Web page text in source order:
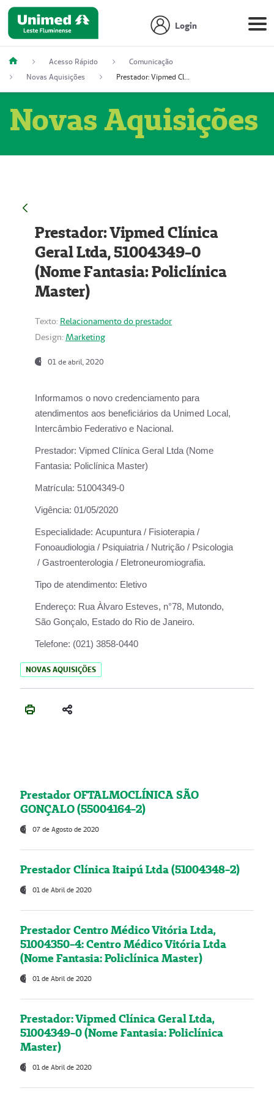
Login
Acesso Rápido
Comunicação
Novas Aquisições
Prestador: Vipmed Clínica Geral Ltda, 51004349-0 (Nome Fantasia: Policlínica Master)
Novas Aquisições
Prestador: Vipmed Clínica
Geral Ltda, 51004349-0
(Nome Fantasia: Policlínica
Master)
Texto: Relacionamento do prestador
Design: Marketing
01 de abril, 2020
Informamos o novo credenciamento para
atendimentos aos beneficiários da Unimed Local,
Intercâmbio Federativo e Nacional.
Prestador: Vipmed Clínica Geral Ltda (Nome
Fantasia: Policlínica Master)
Matrícula: 51004349-0
Vigência: 01/05/2020
Especialidade: Acupuntura / Fisioterapia /
Fonoaudiologia / Psiquiatria / Nutrição / Psicologia
/ Gastroenterologia / Eletroneuromiografia.
Tipo de atendimento: Eletivo
Endereço: Rua Àlvaro Esteves, n°78, Mutondo,
São Gonçalo, Estado do Rio de Janeiro.
Telefone: (021) 3858-0440
NOVAS AQUISIÇÕES
Prestador OFTALMOCLÍNICA SÃO
GONÇALO (55004164-2)
07 de Agosto de 2020
Prestador Clínica Itaipú Ltda (51004348-2)
01 de Abril de 2020
Prestador Centro Médico Vitória Ltda,
51004350-4: Centro Médico Vitória Ltda
(Nome Fantasia: Policlínica Master)
01 de Abril de 2020
Prestador: Vipmed Clínica Geral Ltda,
51004349-0 (Nome Fantasia: Policlínica
Master)
01 de Abril de 2020